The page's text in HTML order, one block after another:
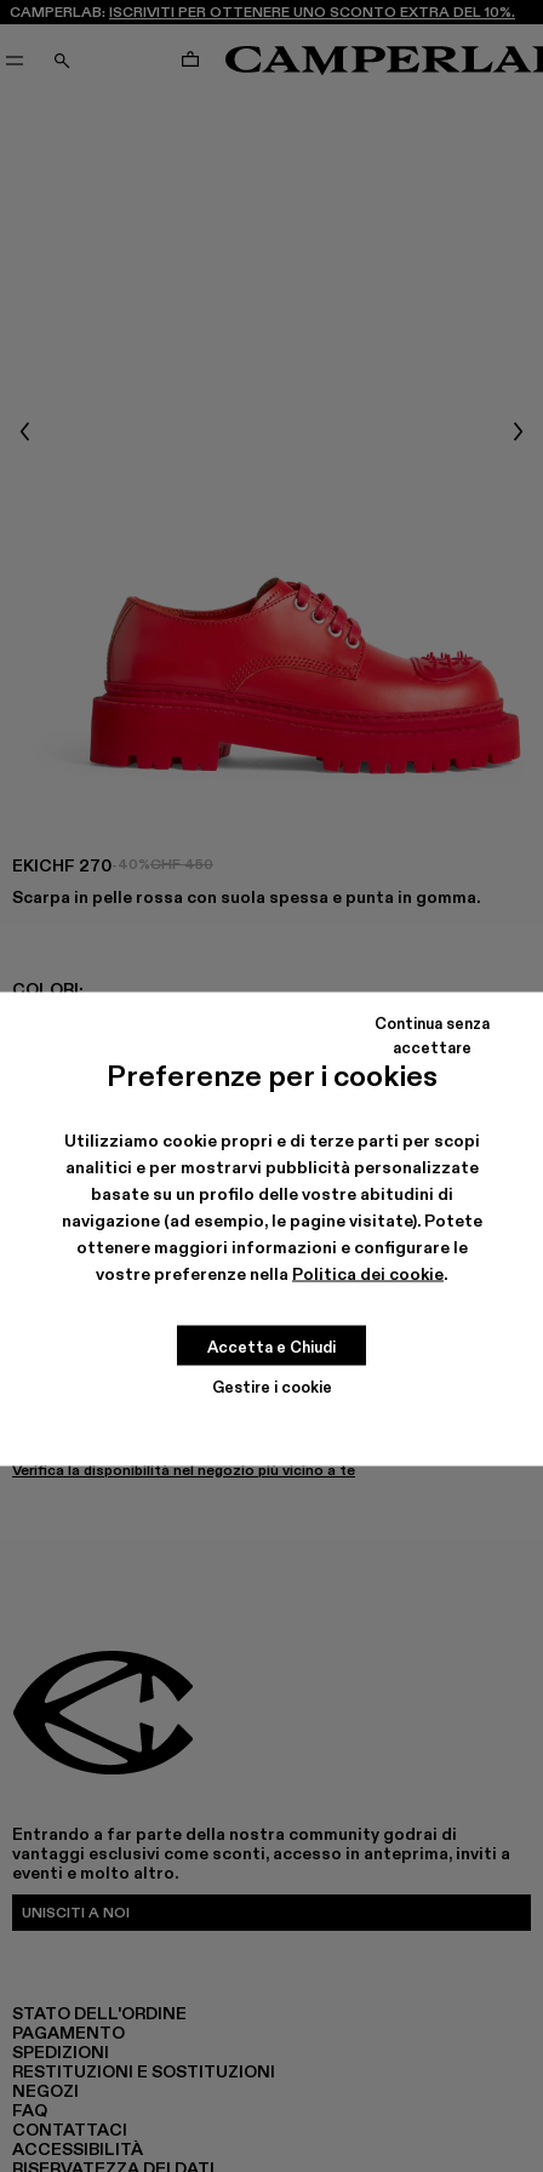
Preferenze per i cookies
Utilizziamo cookie propri e di terze parti per scopi
analitici e per mostrarvi pubblicità personalizzate
basate su un profilo delle vostre abitudini di
navigazione (ad esempio, le pagine visitate). Potete
ottenere maggiori informazioni e configurare le
vostre preferenze nella Politica dei cookie.
Gestire i cookie
Continua senza
accettare
Accetta e Chiudi
CAMPERLAB: ISCRIVITI PER OTTENERE UNO SCONTO EXTRA DEL 10%.
CERCA CARRELLO
Previous
EKICHF 270-40%CHF 450
Scarpa in pelle rossa con suola spessa e punta in gomma.
COLORI:
SPEDIZIONE E GARANZIA
Spedizione gratuita su tutti gli ordini.
Consegna rapida a impatto zero di CO2 disponibile.
CARATTERISTICHE
CURA DEL PRODOTTO
Verifica la disponibilità nel negozio più vicino a te
Entrando a far parte della nostra community godrai di
vantaggi esclusivi come sconti, accesso in anteprima, inviti a
eventi e molto altro.
UNISCITI A NOI
STATO DELL'ORDINE
PAGAMENTO
SPEDIZIONI
RESTITUZIONI E SOSTITUZIONI
NEGOZI
FAQ
CONTATTACI
ACCESSIBILITÀ